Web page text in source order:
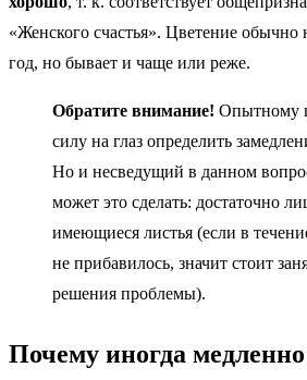
«Женского счастья». Цветение обычно
год, но бывает и чаще или реже.
Обратите внимание! Опытному
силу на глаз определить
Но и несведущий в данном
может это сделать: достаточно
имеющиеся листья (если в
не прибавилось, значит стоит
решения проблемы).
Почему иногда